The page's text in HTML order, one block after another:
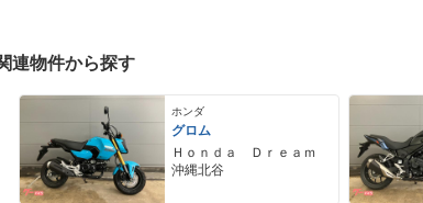
な
号
ー
も
た
連物件から探す
ホンダ
グロム
Ｈｏｎｄａ Ｄｒｅａｍ
沖縄北谷